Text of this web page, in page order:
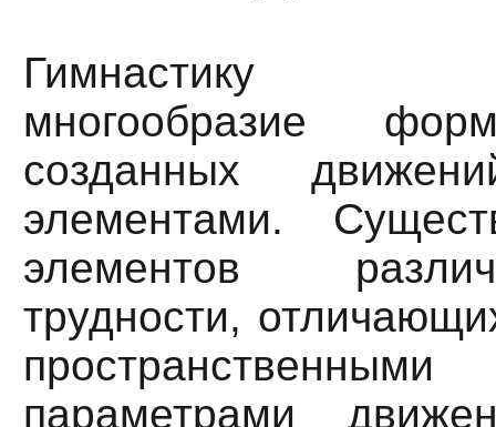
Гимнастику
многообразие
созданных
элементами.
элементов
трудности,
параметрами